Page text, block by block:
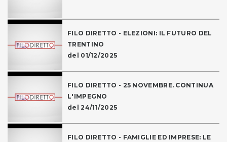
FILO DIRETTO - ELEZIONI: IL FUTURO DEL
TRENTINO
del 01/12/2025
FILO DIRETTO - 25 NOVEMBRE. CONTINUA
L'IMPEGNO
del 24/11/2025
FILO DIRETTO - FAMIGLIE ED IMPRESE: LE